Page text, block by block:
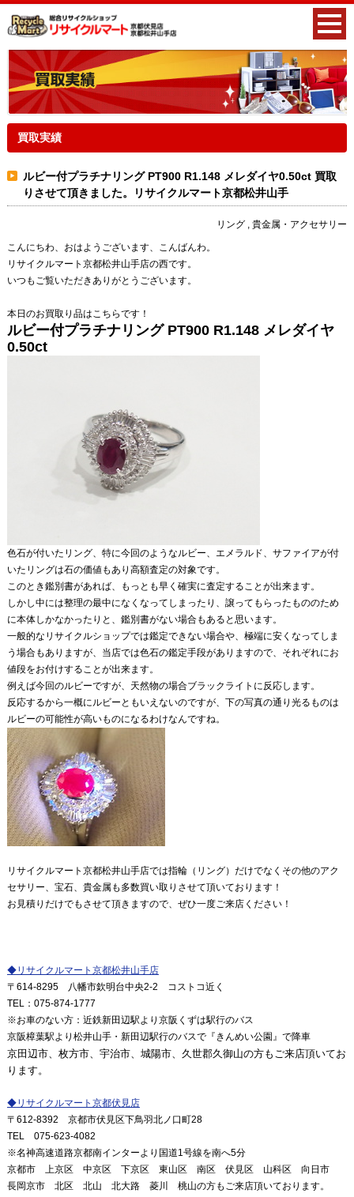
買取実績
ルビー付プラチナリング PT900 R1.148 メレダイヤ0.50ct 買取
りさせて頂きました。リサイクルマート京都松井山手
リング , 貴金属・アクセサリー
こんにちわ、おはようございます、 こんばんわ。
リサイクルマート京都松井山手店の西です。
いつもご覧いただきありがとうございます。
本日のお買取り品はこちらです！
ルビー付プラチナリング PT900 R1.148 メレダイヤ
0.50ct
色石が付いたリング、特に今回のようなルビー、エメラルド、サファイアが付
いたリングは石の価値もあり高額査定の対象です。
このとき鑑別書があれば、もっとも早く確実に査定することが出来ます。
しかし中には整理の最中になくなってしまったり、譲ってもらったもののため
に本体しかなかったりと、鑑別書がない場合もあると思います。
一般的なリサイクルショップでは鑑定できない場合や、極端に安くなってしま
う場合もありますが、当店では色石の鑑定手段がありますので、それぞれにお
値段をお付けすることが出来ます。
例えば今回のルビーですが、天然物の場合ブラックライトに反応します。
反応するから一概にルビーともいえないのですが、下の写真の通り光るものは
ルビーの可能性が高いものになるわけなんですね。
リサイクルマート京都松井山手店では指輪（リング）だけでなくその他のアク
セサリー、宝石、貴金属も多数買い取りさせて頂いております！
お見積りだけでもさせて頂きますので、ぜひ一度ご来店ください！
◆リサイクルマート京都松井山手店
〒 614-8295八幡市欽明台中央2-2 コストコ近く
TEL
： 075-874-1777
※お車のない方：近鉄新田辺駅より京阪くずは駅行のバス
京阪樟葉駅より松井山手・新田辺駅行のバスで『きんめい公園』で降車
京田辺市、枚方市、宇治市、城陽市、久世郡久御山の方もご来店頂いてお
ります。
◆リサイクルマート京都伏見店
〒 612-8392 京都市伏見区下鳥羽北ノ口町28
TEL
075-623-4082
※名神高速道路京都南インターより国道1 号線を南へ5分
京都市 上京区 中京区 下京区 東山区 南区 伏見区 山科区 向日市
長岡京市 北区 北山 北大路 菱川 桃山の方もご来店頂いております。